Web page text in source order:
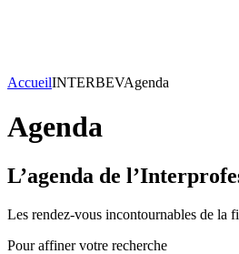
AccueilINTERBEVAgenda
Agenda
L’agenda de
Les rendez-vous incontournables de la
Pour affiner votre recherche